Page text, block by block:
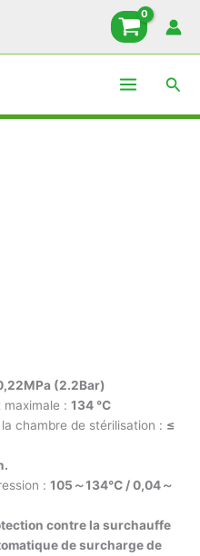
(2.2Bar)
: 134 ℃
chambre de stérilisation : ≤
: 105～134℃ / 0,04～
contre la surchauffe
de surcharge de